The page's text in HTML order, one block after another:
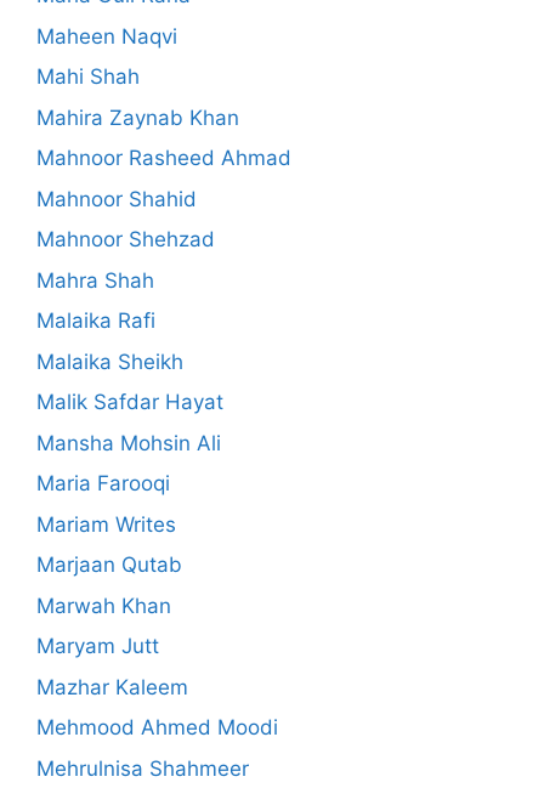
Maheen Naqvi
Mahi Shah
Mahira Zaynab Khan
Mahnoor Rasheed Ahmad
Mahnoor Shahid
Mahnoor Shehzad
Mahra Shah
Malaika Rafi
Malaika Sheikh
Malik Safdar Hayat
Mansha Mohsin Ali
Maria Farooqi
Mariam Writes
Marjaan Qutab
Marwah Khan
Maryam Jutt
Mazhar Kaleem
Mehmood Ahmed Moodi
Mehrulnisa Shahmeer